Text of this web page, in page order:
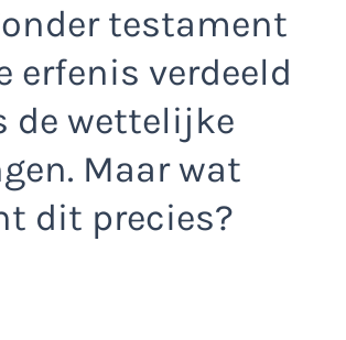
testament
erfenis verdeeld
de wettelijke
Maar wat
dit precies?